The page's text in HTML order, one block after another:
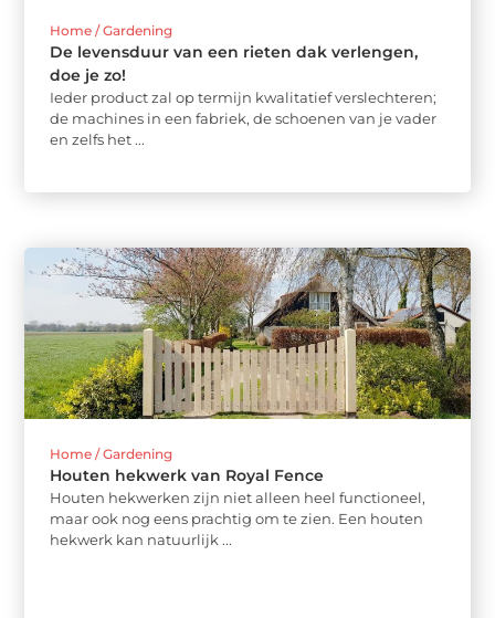
Home / Gardening
De levensduur van een rieten dak verlengen,
doe je zo!
Ieder product zal op termijn kwalitatief verslechteren;
de machines in een fabriek, de schoenen van je vader
en zelfs het ...
Home / Gardening
Houten hekwerk van Royal Fence
Houten hekwerken zijn niet alleen heel functioneel,
maar ook nog eens prachtig om te zien. Een houten
hekwerk kan natuurlijk ...